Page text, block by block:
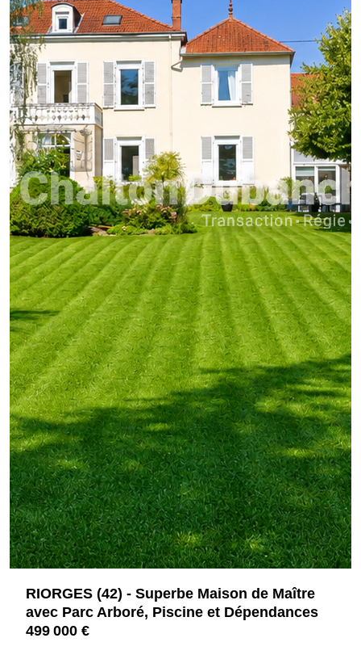
RIORGES (42) - Superbe Maison de Maître
avec Parc Arboré, Piscine et Dépendances
499 000 €